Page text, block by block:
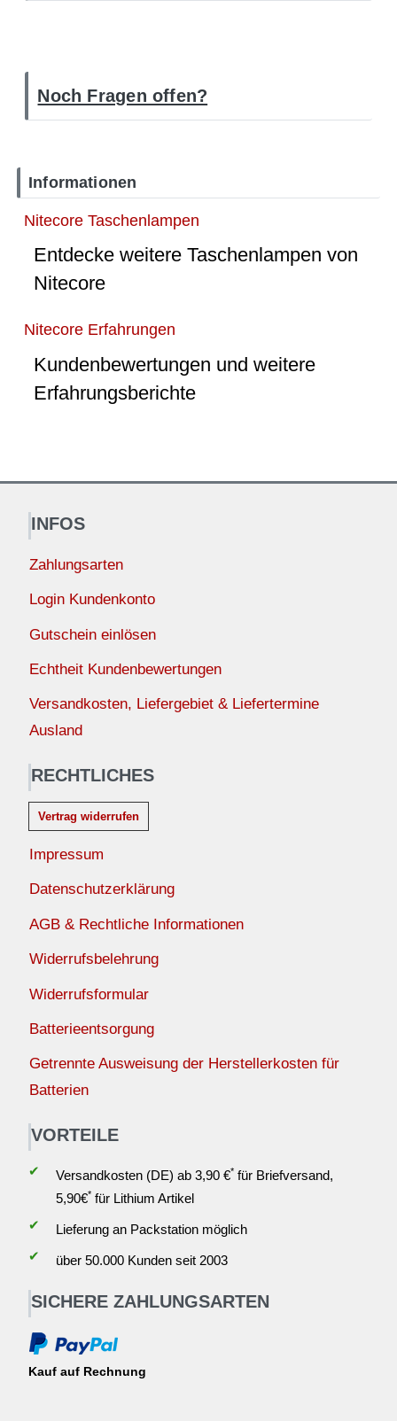
Noch Fragen offen?
Informationen
Nitecore Taschenlampen
Entdecke weitere Taschenlampen von
Nitecore
Nitecore Erfahrungen
Kundenbewertungen und weitere
Erfahrungsberichte
INFOS
Zahlungsarten
Login Kundenkonto
Gutschein einlösen
Echtheit Kundenbewertungen
Versandkosten, Liefergebiet & Liefertermine
Ausland
RECHTLICHES
Vertrag widerrufen
Impressum
Datenschutzerklärung
AGB & Rechtliche Informationen
Widerrufsbelehrung
Widerrufsformular
Batterieentsorgung
Getrennte Ausweisung der Herstellerkosten für
Batterien
VORTEILE
✔ Versandkosten (DE) ab 3,90 €*für Briefversand,
5,90€*für Lithium Artikel
✔
Lieferung an Packstation möglich
✔
über 50.000 Kunden seit 2003
SICHERE ZAHLUNGSARTEN
Kauf auf Rechnung